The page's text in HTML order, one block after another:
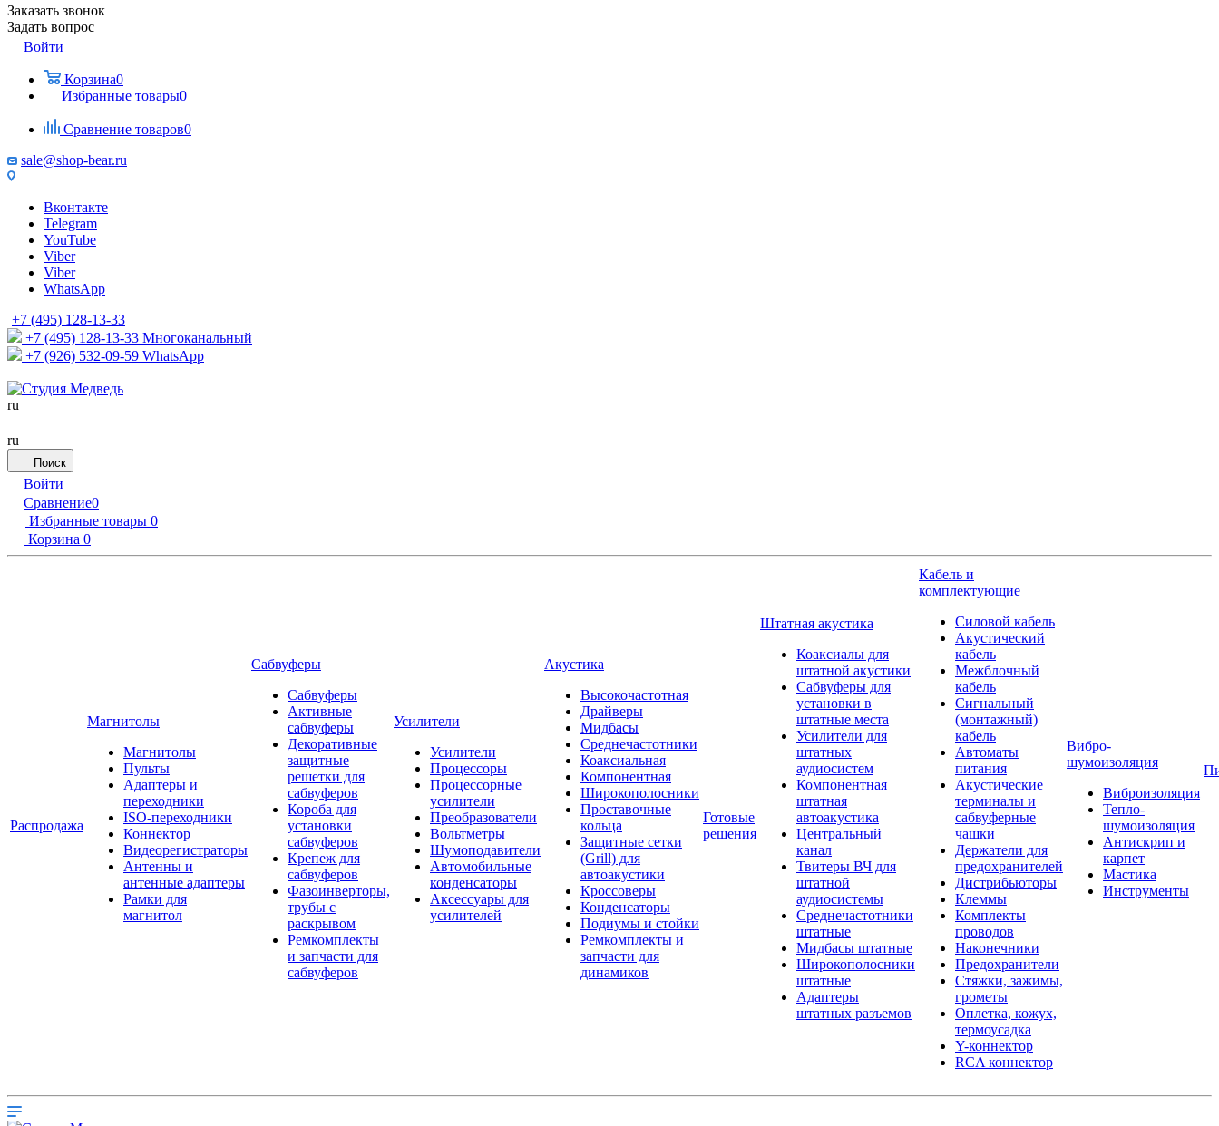
Заказать звонок
Задать вопрос
Войти
Корзина0
Избранные товары0
Сравнение товаров0
sale@shop-bear.ru
Вконтакте
Telegram
YouTube
Viber
Viber
WhatsApp
+7 (495) 128-13-33
+7 (495) 128-13-33 Многоканальный
+7 (926) 532-09-59 WhatsApp
ru
ru
Поиск
Войти
Сравнение0
Избранные товары 0
Корзина 0
Распродажа
Магнитолы
Магнитолы
Пульты
Адаптеры и
переходники
ISO-переходники
Коннектор
Видеорегистраторы
Антенны и
антенные адаптеры
Рамки для
магнитол
Сабвуферы
Сабвуферы
Активные
сабвуферы
Декоративные
защитные
решетки для
сабвуферов
Короба для
установки
сабвуферов
Крепеж для
сабвуферов
Фазоинверторы,
трубы с
раскрывом
Ремкомплекты
и запчасти для
сабвуферов
Усилители
Усилители
Процессоры
Процессорные
усилители
Преобразователи
Вольтметры
Шумоподавители
Автомобильные
конденсаторы
Аксессуары для
усилителей
Акустика
Высокочастотная
Драйверы
Мидбасы
Среднечастотники
Коаксиальная
Компонентная
Широкополосники
Проставочные
кольца
Защитные сетки
(Grill) для
автоакустики
Кроссоверы
Конденсаторы
Подиумы и стойки
Ремкомплекты и
запчасти для
динамиков
Готовые
решения
Штатная акустика
Коаксиалы для
штатной акустики
Сабвуферы для
установки в
штатные места
Усилители для
штатных
аудиосистем
Компонентная
штатная
автоакустика
Центральный
канал
Твитеры ВЧ для
штатной
аудиосистемы
Среднечастотники
штатные
Мидбасы штатные
Широкополосники
штатные
Адаптеры
штатных разъемов
Кабель и
комплектующие
Силовой кабель
Акустический
кабель
Межблочный
кабель
Сигнальный
(монтажный)
кабель
Автоматы
питания
Акустические
терминалы и
сабвуферные
чашки
Держатели для
предохранителей
Дистрибьюторы
Клеммы
Комплекты
проводов
Наконечники
Предохранители
Стяжки, зажимы,
грометы
Оплетка, кожух,
термоусадка
Y-коннектор
RCA коннектор
Вибро-
шумоизоляция
Виброизоляция
Тепло-
шумоизоляция
Антискрип и
карпет
Мастика
Инструменты